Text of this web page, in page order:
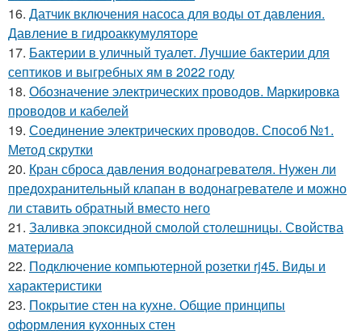
16. Датчик включения насоса для воды от давления.
Давление в гидроаккумуляторе
17. Бактерии в уличный туалет. Лучшие бактерии для
септиков и выгребных ям в 2022 году
18. Обозначение электрических проводов. Маркировка
проводов и кабелей
19. Соединение электрических проводов. Способ №1.
Метод скрутки
20. Кран сброса давления водонагревателя. Нужен ли
предохранительный клапан в водонагревателе и можно
ли ставить обратный вместо него
21. Заливка эпоксидной смолой столешницы. Свойства
материала
22. Подключение компьютерной розетки rj45. Виды и
характеристики
23. Покрытие стен на кухне. Общие принципы
оформления кухонных стен